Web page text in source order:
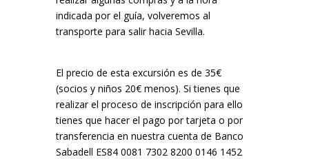
indicada por el guía, volveremos al
transporte para salir hacia Sevilla.
El precio de esta excursión es de 35€
(socios y niños 20€ menos). Si tienes que
realizar el proceso de inscripción para ello
tienes que hacer el pago por tarjeta o por
transferencia en nuestra cuenta de Banco
Sabadell ES84 0081 7302 8200 0146 1452